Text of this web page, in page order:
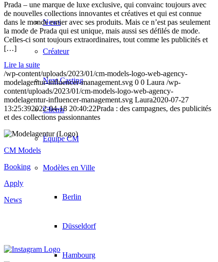
News
Créateur
Next Casting
Clients
Équipe CM
Modèles en Ville
Berlin
Düsseldorf
Hambourg
Prada – une marque de luxe exclusive, qui convainc toujours avec
de nouvelles collections innovantes et créatives et qui est connue
dans le monde entier avec ses produits. Mais ce n’est pas seulement
la mode de Prada qui est unique, mais aussi ses défilés de mode.
Celles-ci sont toujours extraordinaires, tout comme les publicités et
[…]
Lire la suite
/wp-content/uploads/2023/01/cm-models-logo-web-agency-
modelagentur-influencer-management.svg 0 0 Laura /wp-
content/uploads/2023/01/cm-models-logo-web-agency-
modelagentur-influencer-management.svg Laura2020-07-27
13:25:392022-04-18 20:40:22Prada : des campagnes, des publicités
et des collections passionnantes
CM Models
Booking
Apply
News